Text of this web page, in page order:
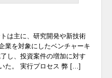
は主に、研究開発や新技術
業を対象にしたベンチャーキ
し、投資案件の増加に対す
た。 実行プロセス 弊 […]